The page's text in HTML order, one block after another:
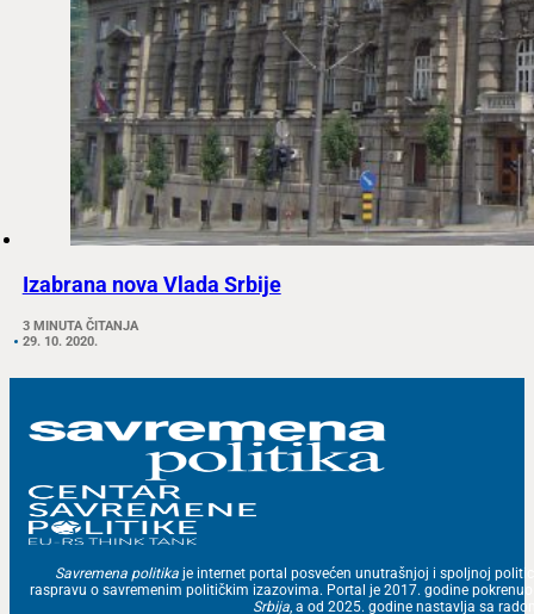
Izabrana nova Vlada Srbije
3 MINUTA ČITANJA
29. 10. 2020.
Savremena politika je internet portal posvećen unutrašnjoj i spoljnoj
raspravu o savremenim političkim izazovima. Portal je 2017. godine
Srbija , a od 2025. godine nastavlja sa